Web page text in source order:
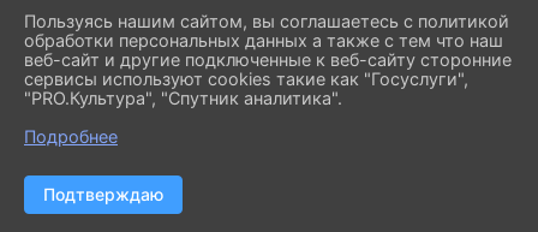
Акция проводилась в ГБПОУ КК «Павловский
техникум профессиональных технологий». В
мероприятии активное участие приняли
добровольцы и студенты техникума.
Был проведён круглый стол на тему «Стань
участником ВФМС», в ходе которого был
обсуждён ряд вопросов, касающихся ХIХ
городе Сочи.
Волонтеры узнали об истории фестиваля, его
Пользуясь нашим сайтом, вы соглашаетесь с политикой
обработки персональных данных а также с тем что наш
веб-сайт и другие подключенные к веб-сайту сторонние
сервисы используют cookies такие как "Госуслуги",
"PRO.Культура", "Спутник аналитика".
Подробнее
Подтверждаю